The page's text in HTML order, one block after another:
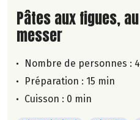
Lire la suite de la
Pâtes aux figues,
messer
Nombre de personnes :
Préparation : 15 min
Cuisson : 0 min